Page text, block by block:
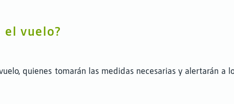
vuelo?
quienes tomarán las medidas necesarias y alertarán a